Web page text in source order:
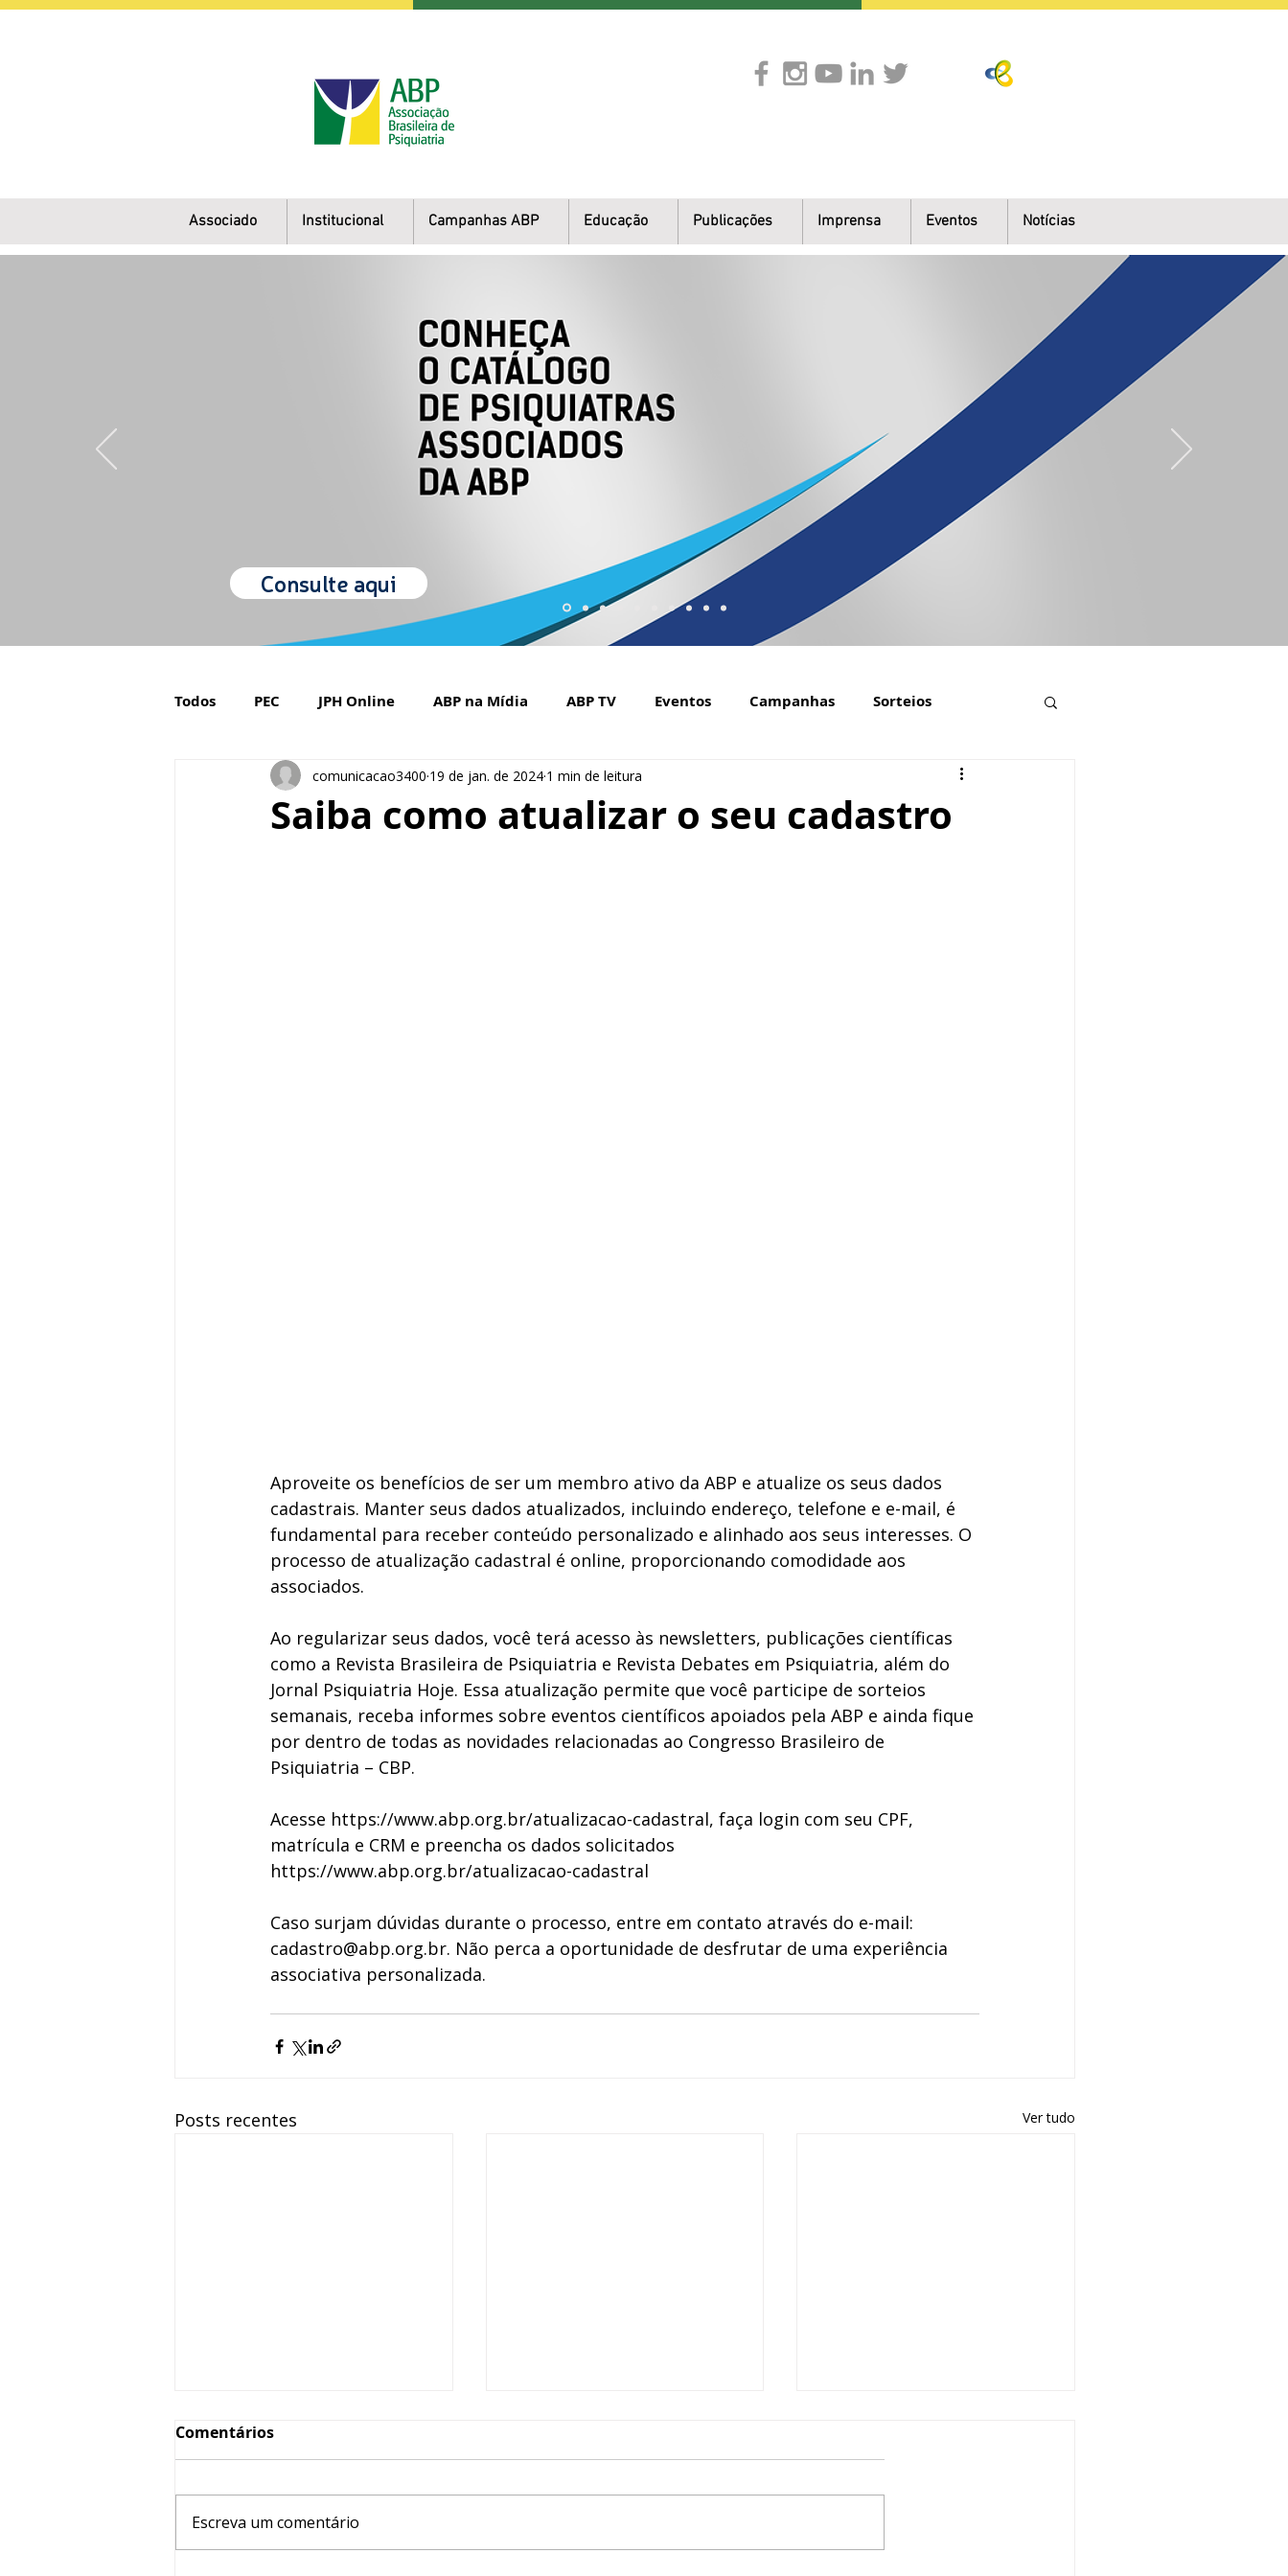
Associado Institucional Campanhas ABP Educação Publicações Imprensa Eventos Notícias
Consulte aqui
Todos PEC JPH Online ABP na Mídia ABP TV Eventos Campanhas Sorteios
Orgulho de ser Psiquiatra Setembro Amarelo na mídia
Saiba como atualizar o seu cadastro
comunicacao3400 19 de jan. de 2024 1 min de leitura
Aproveite os benefícios de ser um membro ativo da ABP e atualize os seus dados
cadastrais. Manter seus dados atualizados, incluindo endereço, telefone e e-mail, é
fundamental para receber conteúdo personalizado e alinhado aos seus interesses. O
processo de atualização cadastral é online, proporcionando comodidade aos
associados.
Ao regularizar seus dados, você terá acesso às newsletters, publicações científicas
como a Revista Brasileira de Psiquiatria e Revista Debates em Psiquiatria, além do
Jornal Psiquiatria Hoje. Essa atualização permite que você participe de sorteios
semanais, receba informes sobre eventos científicos apoiados pela ABP e ainda fique
por dentro de todas as novidades relacionadas ao Congresso Brasileiro de
Psiquiatria – CBP.
Acesse https://www.abp.org.br/atualizacao-cadastral, faça login com seu CPF,
matrícula e CRM e preencha os dados solicitados
https://www.abp.org.br/atualizacao-cadastral
Caso surjam dúvidas durante o processo, entre em contato através do e-mail:
cadastro@abp.org.br. Não perca a oportunidade de desfrutar de uma experiência
associativa personalizada.
Posts recentes Ver tudo
Comentários
Escreva um comentário